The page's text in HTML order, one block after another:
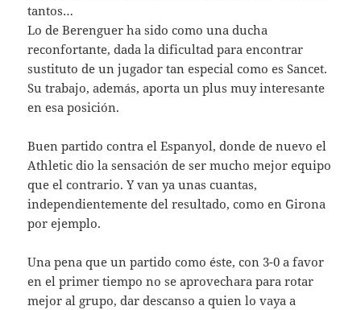
tantos…
Lo de Berenguer ha sido como una ducha
reconfortante, dada la dificultad para encontrar
sustituto de un jugador tan especial como es Sancet.
Su trabajo, además, aporta un plus muy interesante
en esa posición.
Buen partido contra el Espanyol, donde de nuevo el
Athletic dio la sensación de ser mucho mejor equipo
que el contrario. Y van ya unas cuantas,
independientemente del resultado, como en ¨Girona
por ejemplo.
Una pena que un partido como éste, con 3-0 a favor
en el primer tiempo no se aprovechara para rotar
mejor al grupo, dar descanso a quien lo vaya a